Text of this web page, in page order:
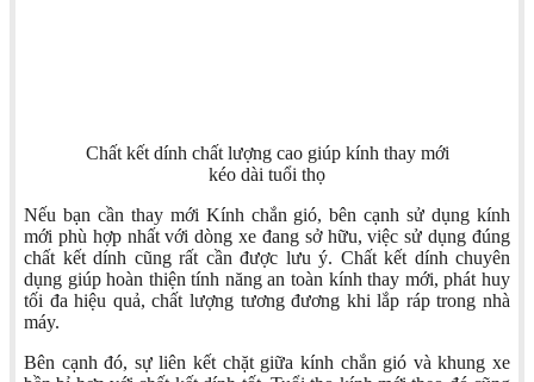
Chất kết dính chất lượng cao giúp kính thay mới
kéo dài tuổi thọ
Nếu bạn cần thay mới Kính chắn gió, bên cạnh sử dụng kính
mới phù hợp nhất với dòng xe đang sở hữu, việc sử dụng đúng
chất kết dính cũng rất cần được lưu ý. Chất kết dính chuyên
dụng giúp hoàn thiện tính năng an toàn kính thay mới, phát huy
tối đa hiệu quả, chất lượng tương đương khi lắp ráp trong nhà
máy.
Bên cạnh đó, sự liên kết chặt giữa kính chắn gió và khung xe